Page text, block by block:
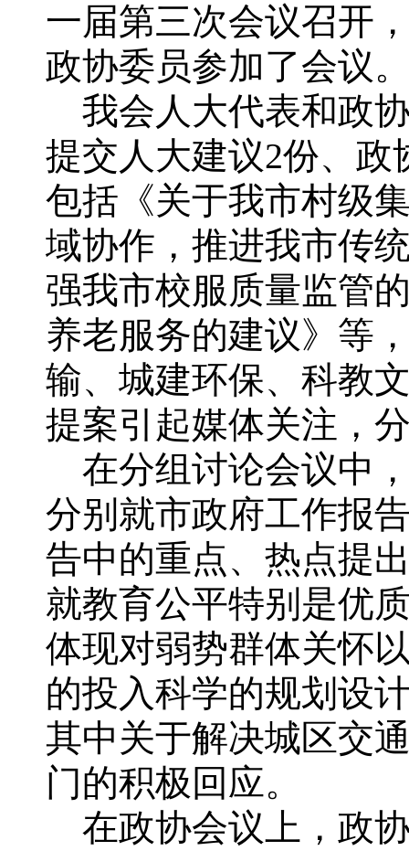
一届第三次会议召开
政协委员参加了会议
我会人大代表和政
提交人大建议2份、政
包括《关于我市村级
域协作，推进我市传
强我市校服质量监管
养老服务的建议》等
输、城建环保、科教
提案引起媒体关注，
在分组讨论会议中
分别就市政府工作报
告中的重点、热点提
就教育公平特别是优
体现对弱势群体关怀
的投入科学的规划设
其中关于解决城区交
门的积极回应。
在政协会议上，政